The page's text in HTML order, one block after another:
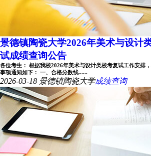
景德镇陶瓷大学2026年美术与设计
试成绩查询公告
各位考生： 根据我校2026年美术与设计类校考复试工作安排
事项通知如下： 一、合格分数线......
2026-03-18 景德镇陶瓷大学成绩查询